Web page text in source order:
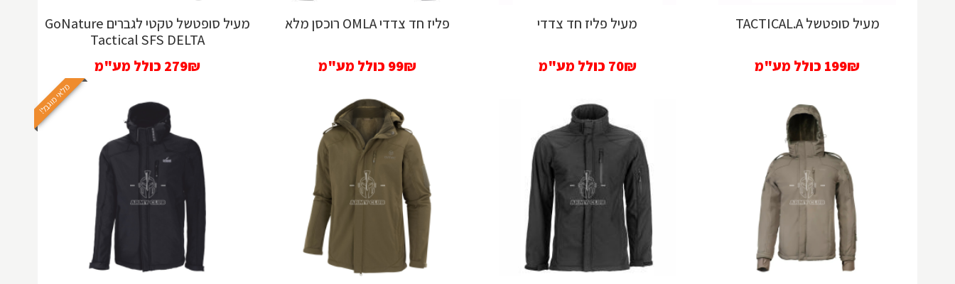
מעיל סופטשל TACTICAL.A
199₪ כולל מע"מ
מעיל פליז חד צדדי
70₪ כולל מע"מ
פליז חד צדדי OMLA רוכסן מלא
99₪ כולל מע"מ
מעיל סופטשל טקטי לגברים GoNature
Tactical SFS DELTA
279₪ כולל מע"מ
מלאי מוגבל!